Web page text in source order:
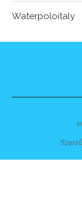
Waterpoloitaly